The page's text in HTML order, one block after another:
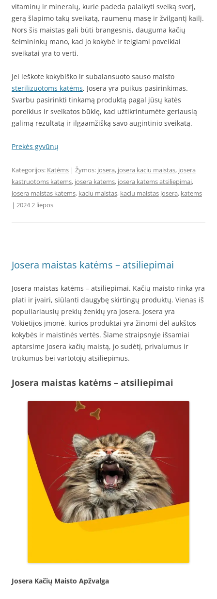
vitaminų ir mineralų, kurie padeda palaikyti sveiką svorį,
gerą šlapimo takų sveikatą, raumenų masę ir žvilgantį kailį.
Nors šis maistas gali būti brangesnis, dauguma kačių
šeimininkų mano, kad jo kokybė ir teigiami poveikiai
sveikatai yra to verti.
Jei ieškote kokybiško ir subalansuoto sauso maisto
sterilizuotoms katėms, Josera yra puikus pasirinkimas.
Svarbu pasirinkti tinkamą produktą pagal jūsų katės
poreikius ir sveikatos būklę, kad užtikrintumėte geriausią
galimą rezultatą ir ilgaamžišką savo augintinio sveikatą.
Prekės gyvūnų
Kategorijos: Katėms | Žymos: josera, josera kaciu maistas, josera
kastruotoms katems, josera katems, josera katems atsiliepimai,
josera maistas katems, kaciu maistas, kaciu maistas josera, katems
| 2024 2 liepos
Josera maistas katėms – atsiliepimai
Josera maistas katėms – atsiliepimai. Kačių maisto rinka yra
plati ir įvairi, siūlanti daugybę skirtingų produktų. Vienas iš
populiariausių prekių ženklų yra Josera. Josera yra
Vokietijos įmonė, kurios produktai yra žinomi dėl aukštos
kokybės ir maistinės vertės. Šiame straipsnyje išsamiai
aptarsime Josera kačių maistą, jo sudėtį, privalumus ir
trūkumus bei vartotojų atsiliepimus.
Josera maistas katėms – atsiliepimai
Josera Kačių Maisto Apžvalga